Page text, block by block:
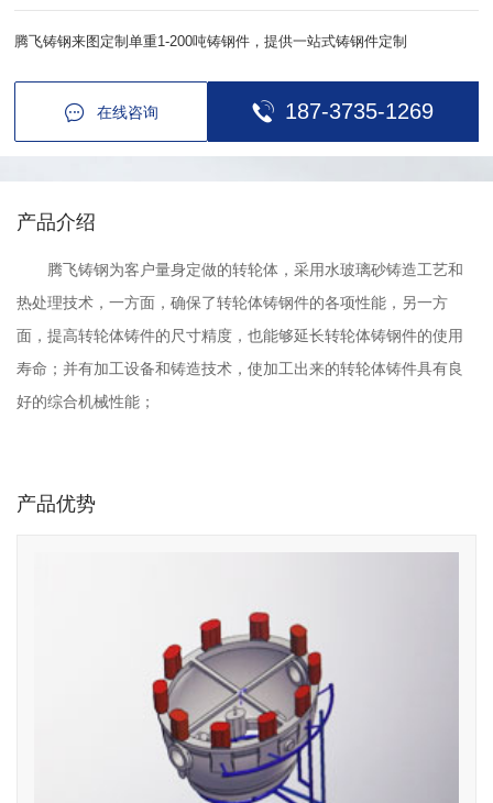
腾飞铸钢来图定制单重1-200吨铸钢件，提供一站式铸钢件定制
在线咨询 187-3735-1269
产品介绍
腾飞铸钢为客户量身定做的转轮体，采用水玻璃砂铸造工艺和
热处理技术 ，一方面，确保了转轮体铸钢件的各项性能，另一方
面，提高转轮体铸件的尺寸精度，也能够延长转轮体铸钢件的使用
寿命；并有加工设备和铸造技术，使加工出来的转轮体铸件具有良
好的综合机械性能；
产品优势